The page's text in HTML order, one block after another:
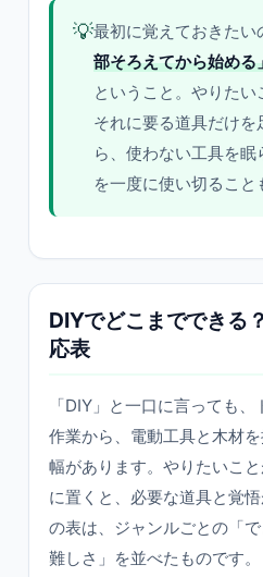
💡最初に覚えておきたい
部そろえてから始める
ということ。やりたい
それに要る道具だけを
ら、使わない工具を
を一度に使い切ること
DIYでどこまでできる
応表
「DIY」と一口に言っても
作業から、電動工具と木材
幅があります。やりたいこ
に置くと、必要な道具と覚
の表は、ジャンルごとの「
難しさ」を並べたものです。